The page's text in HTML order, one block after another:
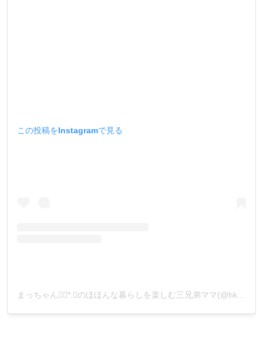
この投稿をInstagramで見る